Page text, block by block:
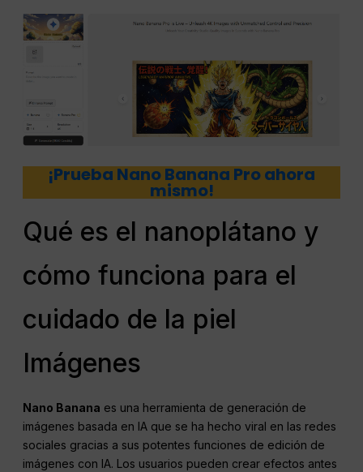
¡Prueba Nano Banana Pro ahora
mismo!
Qué es el nanoplátano y
cómo funciona para el
cuidado de la piel
Imágenes
Nano Banana es una herramienta de generación de
imágenes basada en IA que se ha hecho viral en las redes
sociales gracias a sus potentes funciones de edición de
imágenes con IA. Los usuarios pueden crear efectos antes